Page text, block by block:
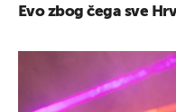
Evo zbog čega sve